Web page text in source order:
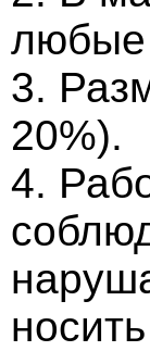
любые
3.
20%).
4.